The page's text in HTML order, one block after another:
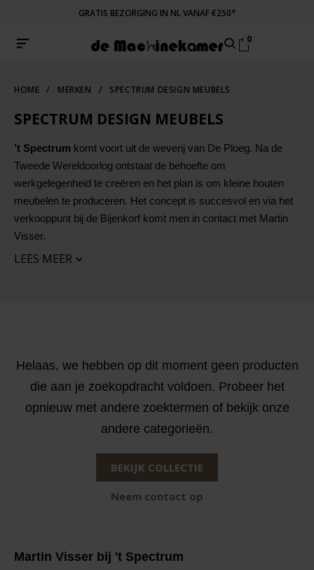
GRATIS BEZORGING IN NL VANAF €250*
0
HOME / MERKEN / SPECTRUM DESIGN MEUBELS
SPECTRUM DESIGN MEUBELS
’t Spectrum komt voort uit de weverij van De Ploeg. Na de
Tweede Wereldoorlog ontstaat de behoefte om
werkgelegenheid te creëren en het plan is om kleine houten
meubelen te produceren. Het concept is succesvol en via het
verkooppunt bij de Bijenkorf komt men in contact met Martin
Visser.
LEES MEER
Helaas, we hebben op dit moment geen producten
die aan je zoekopdracht voldoen. Probeer het
opnieuw met andere zoektermen of bekijk onze
andere categorieën.
BEKIJK COLLECTIE
Neem contact op
Martin Visser bij 't Spectrum